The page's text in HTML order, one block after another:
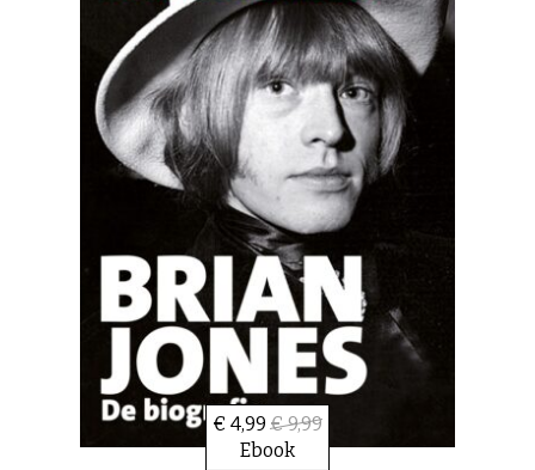
€ 4,99 € 9,99
Ebook